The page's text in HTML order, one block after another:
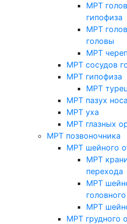
МРТ
гипофиза
МРТ
головы
МРТ
МРТ сосудов
МРТ гипофиза
МРТ
МРТ пазух носа
МРТ уха
МРТ глазных
МРТ позвоночника
МРТ шейного
МРТ
перехода
МРТ
МРТ
МРТ грудного